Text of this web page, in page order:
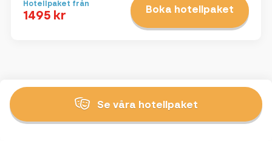
Se våra hotellpaket
Hotellpaket från
1495 kr Boka hotellpaket